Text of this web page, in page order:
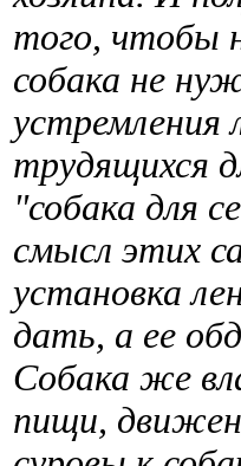
того, чтобы
собака не
устремления
трудящихся
"собака для
смысл этих
установка
дать, а ее
Собака же
пищи,